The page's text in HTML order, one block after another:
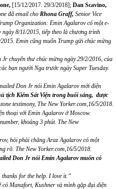
, [15/12/2017. 29/3/2018]; Dan Scavino,
đã email cho Rhona Graff, Senior Vice
Organization: Emin Agalarov có một e-
8/11/2015 , tiếp theo là chương trình
2015. Emin cũng muốn Trump gửi chúc mừng
Jr chuyển thư chúc mừng ngày 29/2/2016, của
bạn người Nga trước ngày Super Tuesday.
Don Jr nói Emin Agalarov mới điện
tịch Kiểm Sát Viện trong buổi sáng, được
testimony, The New Yorker.com,16/5/2018.
thoại với Emin Agalarov ở Moscow.
khoảng 3 phút. The New
hỏi phải chăng Araz Agalarov có một
rõ. The New Yorker.com,16/5/2018.
Don Jr nói Emin Agalarov muốn có
thanks for the help. I love it.”
có Manafort, Kushner và mình gặp đại diện